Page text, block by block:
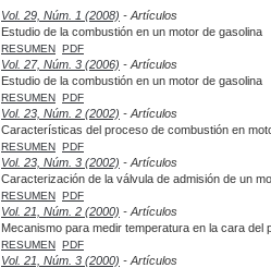
Vol. 29, Núm. 1 (2008) - Artículos
Estudio de la combustión en un motor de gasolina
RESUMEN PDF
Vol. 27, Núm. 3 (2006) - Artículos
Estudio de la combustión en un motor de gasolina
RESUMEN PDF
Vol. 23, Núm. 2 (2002) - Artículos
Características del proceso de combustión en
RESUMEN PDF
Vol. 23, Núm. 3 (2002) - Artículos
Caracterización de la válvula de admisión de un
RESUMEN PDF
Vol. 21, Núm. 2 (2000) - Artículos
Mecanismo para medir temperatura en la cara del
RESUMEN PDF
Vol. 21, Núm. 3 (2000) - Artículos